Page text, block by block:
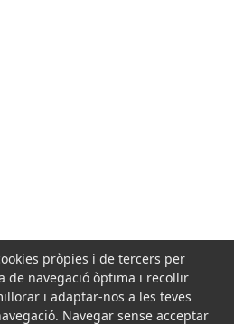
pròpies i de tercers per
de navegació òptima i recollir
i adaptar-nos a les teves
Navegar sense acceptar